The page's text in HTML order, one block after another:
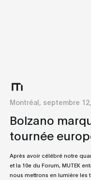
Montréal, septembre
Bolzano
tournée
Après avoir célébré notre
et la 10e du Forum, MUTEK
nous mettrons en lumière les